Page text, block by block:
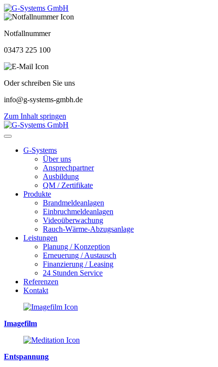
Notfallnummer
03473 225 100
Oder schreiben Sie uns
info@g-systems-gmbh.de
Zum Inhalt springen
G-Systems
Über uns
Ansprechpartner
Ausbildung
QM / Zertifikate
Produkte
Brandmeldeanlagen
Einbruchmeldeanlagen
Videoüberwachung
Rauch-Wärme-Abzugsanlage
Leistungen
Planung / Konzeption
Erneuerung / Austausch
Finanzierung / Leasing
24 Stunden Service
Referenzen
Kontakt
Imagefilm
Entspannung